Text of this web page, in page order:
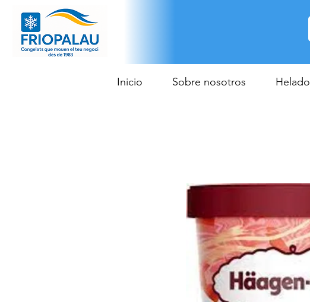
Inicio Sobre nosotros Helado